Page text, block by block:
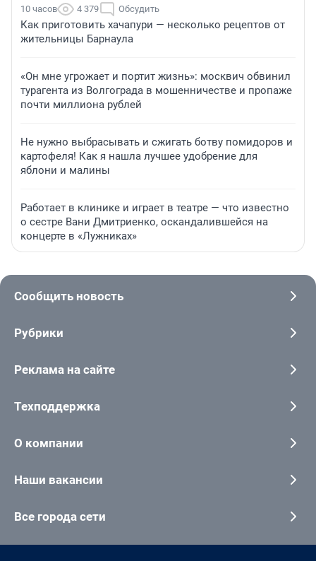
10 часов 4 379 Обсудить
Как приготовить хачапури — несколько рецептов от
жительницы Барнаула
«Он мне угрожает и портит жизнь»: москвич обвинил
турагента из Волгограда в мошенничестве и пропаже
почти миллиона рублей
Не нужно выбрасывать и сжигать ботву помидоров и
картофеля! Как я нашла лучшее удобрение для
яблони и малины
Работает в клинике и играет в театре — что известно
о сестре Вани Дмитриенко, оскандалившейся на
концерте в «Лужниках»
Сообщить новость
Рубрики
Реклама на сайте
Техподдержка
О компании
Наши вакансии
Все города сети